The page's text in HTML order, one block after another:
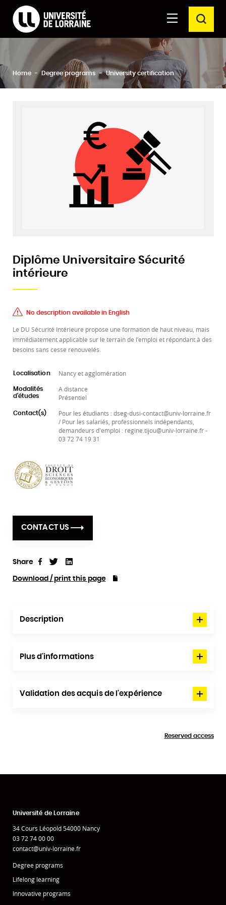
contenu
principal
moteur
de
recherche
Search
Close
Home Degree programs University certification
Diplôme Universitaire Sécurité
intérieure
No description available in English
Le DU Sécurité Intérieure propose une formation de haut niveau, mais
immédiatement applicable sur le terrain de l’emploi et répondant à des
besoins sans cesse renouvelés.
Localisation Nancy et agglomération
Modalités
d'études
A distance
Présentiel
Contact(s)
Pour les étudiants : dseg-dusi-contact@univ-lorraine.fr
/ Pour les salariés, professionnels indépendants,
demandeurs d'emploi : regine.tijou@univ-lorraine.fr -
03 72 74 19 31
CONTACT US
Share ShareTweet
Download / print this page
Description
Plus d'informations
Validation des acquis de l'expérience
Reserved access
Université de Lorraine
34 Cours Léopold 54000 Nancy
03 72 74 00 00
contact@univ-lorraine.fr
Degree programs
Lifelong learning
Innovative programs